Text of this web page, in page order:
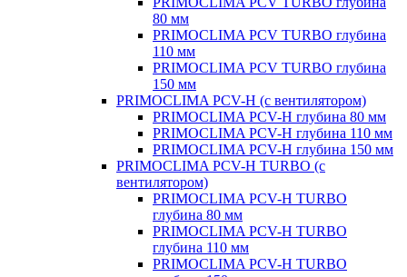
80 мм
PRIMOCLIMA PCV TURBO глубина
110 мм
PRIMOCLIMA PCV TURBO глубина
150 мм
PRIMOCLIMA PCV-H (c вентилятором)
PRIMOCLIMA PCV-H глубина 80 мм
PRIMOCLIMA PCV-H глубина 110 мм
PRIMOCLIMA PCV-H глубина 150 мм
PRIMOCLIMA PCV-H TURBO (c
вентилятором)
PRIMOCLIMA PCV-H TURBO
глубина 80 мм
PRIMOCLIMA PCV-H TURBO
глубина 110 мм
PRIMOCLIMA PCV-H TURBO